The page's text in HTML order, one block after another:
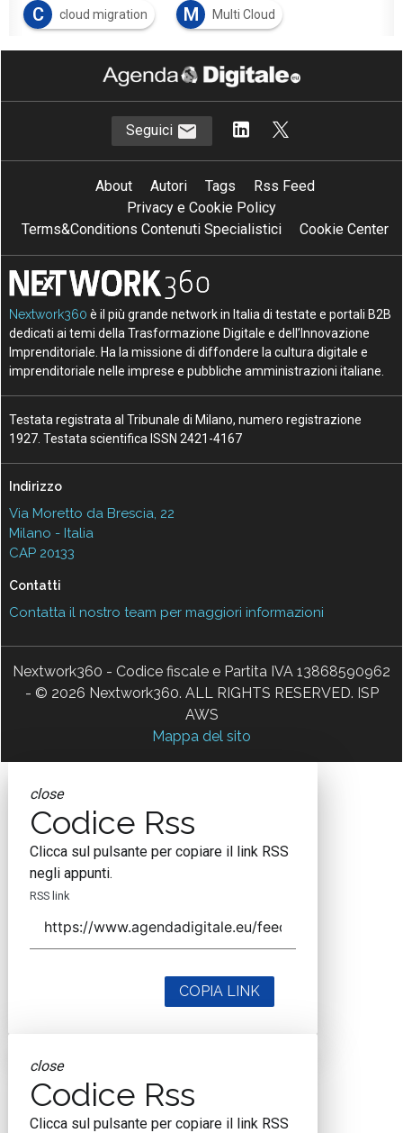
C cloud migration M Multi Cloud
Seguici
About Autori Tags
Rss Feed
Privacy e Cookie Policy
Terms&Conditions Contenuti Specialistici
Cookie Center
Nextwork360 è il più grande network in Italia di testate e portali B2B
dedicati ai temi della Trasformazione Digitale e dell’Innovazione
Imprenditoriale. Ha la missione di diffondere la cultura digitale e
imprenditoriale nelle imprese e pubbliche amministrazioni italiane.
Testata registrata al Tribunale di Milano, numero registrazione
1927. Testata scientifica ISSN 2421-4167
Indirizzo
Via Moretto da Brescia, 22
Milano - Italia
CAP 20133
Contatti
Contatta il nostro team per maggiori informazioni
Nextwork360 - Codice fiscale e Partita IVA 13868590962
- © 2026 Nextwork360. ALL RIGHTS RESERVED. ISP
AWS
Mappa del sito
close
Codice Rss
Clicca sul pulsante per copiare il link RSS
negli appunti.
RSS link
COPIA LINK
close
Codice Rss
Clicca sul pulsante per copiare il link RSS